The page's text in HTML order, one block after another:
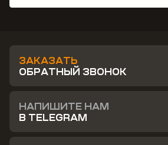
ЗАКАЗАТЬ
ОБРАТНЫЙ ЗВОНОК
НАПИШИТЕ НАМ
В TELEGRAM